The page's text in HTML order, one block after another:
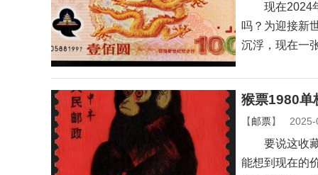
现在2024年
吗？为迎接新
沉浮，现在一
猴票1980单
【邮票】
要说这收藏
能想到现在的